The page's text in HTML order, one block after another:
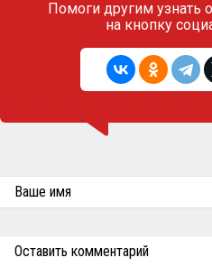
Помоги другим узнать
на кнопку
Ваше имя
Оставить комментарий